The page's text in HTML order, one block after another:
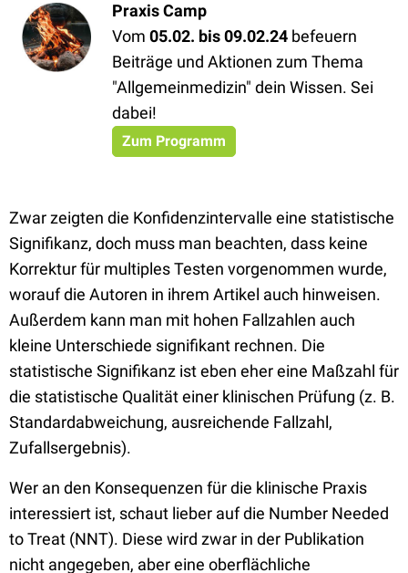
Praxis Camp
Vom 05.02. bis 09.02.24 befeuern
Beiträge und Aktionen zum Thema
"Allgemeinmedizin" dein Wissen. Sei
dabei!
Zum Programm
Zwar zeigten die Konfidenzintervalle eine statistische
Signifikanz, doch muss man beachten, dass keine
Korrektur für multiples Testen vorgenommen wurde,
worauf die Autoren in ihrem Artikel auch hinweisen.
Außerdem kann man mit hohen Fallzahlen auch
kleine Unterschiede signifikant rechnen. Die
statistische Signifikanz ist eben eher eine Maßzahl für
die statistische Qualität einer klinischen Prüfung (z. B.
Standardabweichung, ausreichende Fallzahl,
Zufallsergebnis).
Wer an den Konsequenzen für die klinische Praxis
interessiert ist, schaut lieber auf die Number Needed
to Treat (NNT). Diese wird zwar in der Publikation
nicht angegeben, aber eine oberflächliche